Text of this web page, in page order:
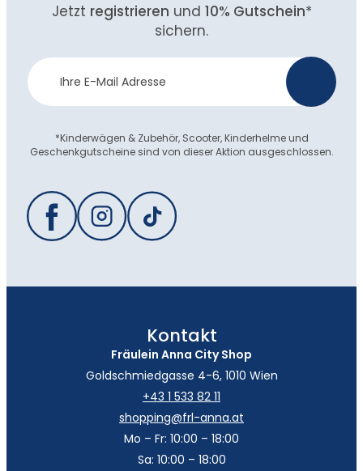
Jetzt registrieren und 10% Gutschein*
sichern.
Newsletter
Anmeldung
*Kinderwägen & Zubehör, Scooter, Kinderhelme und
Geschenkgutscheine sind von dieser Aktion ausgeschlossen.
Kontakt
Fräulein Anna City Shop
Goldschmiedgasse 4-6, 1010 Wien
+43 1 533 82 11
shopping@frl-anna.at
Mo – Fr: 10:00 – 18:00
Sa: 10:00 – 18:00